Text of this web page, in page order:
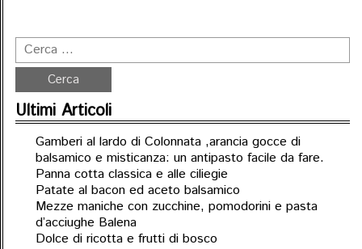
Ultimi Articoli
Gamberi al lardo di Colonnata ,arancia gocce di
balsamico e misticanza: un antipasto facile da fare.
Panna cotta classica e alle ciliegie
Patate al bacon ed aceto balsamico
Mezze maniche con zucchine, pomodorini e pasta
d’acciughe Balena
Dolce di ricotta e frutti di bosco